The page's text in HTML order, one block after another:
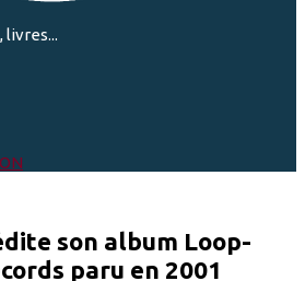
livres...
son album Loop-
paru en 2001